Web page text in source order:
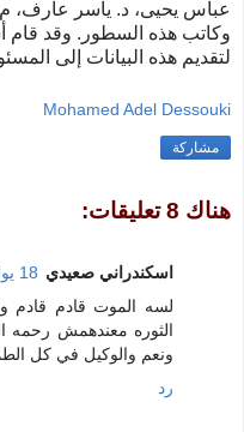
عباس يحيى، د. ياسر عارف، م.
وكاتب هذه السطور. وقد قام
لتقديم هذه البيانات إلى
Mohamed Adel Dessouki
مشاركة
هناك 8 تعليقات:
اسكندراني صعيدي 18 يوليو 2012 في 10:11 ص
لسه الموت قادم
الثوره معندهمش رحمه
ونعم والوكيل في كل
رد